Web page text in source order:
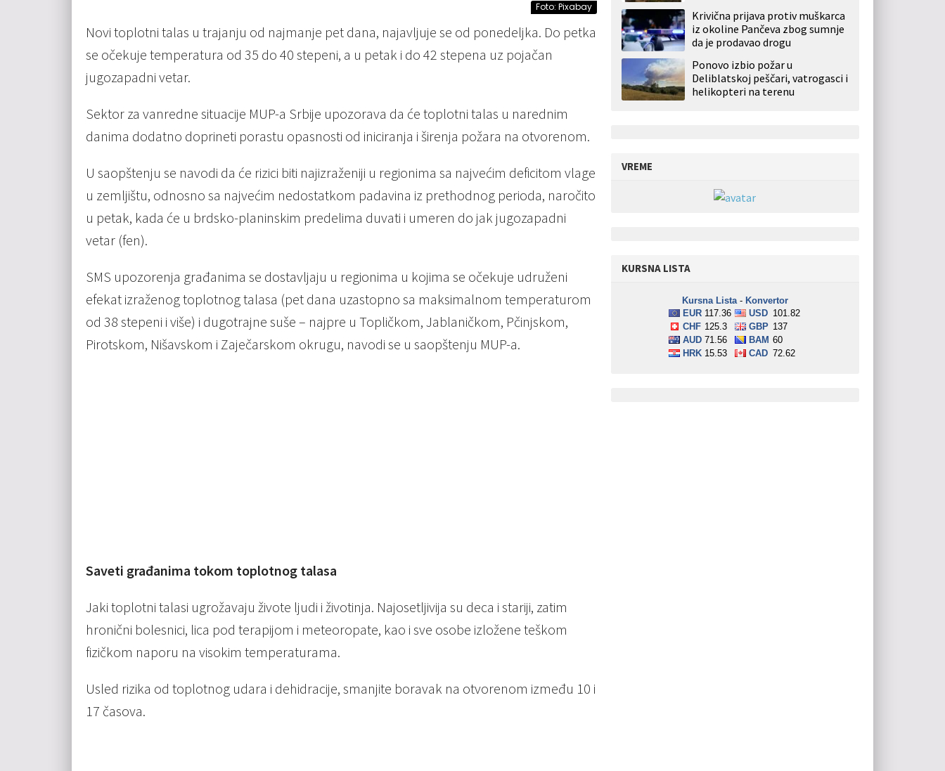
Foto: Pixabay
Novi toplotni talas u trajanju od najmanje pet dana, najavljuje se od ponedeljka. Do petka
se očekuje temperatura od 35 do 40 stepeni, a u petak i do 42 stepena uz pojačan
jugozapadni vetar.
Sektor za vanredne situacije MUP-a Srbije upozorava da će toplotni talas u narednim
danima dodatno doprineti porastu opasnosti od iniciranja i širenja požara na otvorenom.
U saopštenju se navodi da će rizici biti najizraženiji u regionima sa najvećim deficitom vlage
u zemljištu, odnosno sa najvećim nedostatkom padavina iz prethodnog perioda, naročito
u petak, kada će u brdsko-planinskim predelima duvati i umeren do jak jugozapadni
vetar (fen).
SMS upozorenja građanima se dostavljaju u regionima u kojima se očekuje udruženi
efekat izraženog toplotnog talasa (pet dana uzastopno sa maksimalnom temperaturom
od 38 stepeni i više) i dugotrajne suše – najpre u Topličkom, Jablaničkom, Pčinjskom,
Pirotskom, Nišavskom i Zaječarskom okrugu, navodi se u saopštenju MUP-a.
Saveti građanima tokom toplotnog talasa
Jaki toplotni talasi ugrožavaju živote ljudi i životinja. Najosetljivija su deca i stariji, zatim
hronični bolesnici, lica pod terapijom i meteoropate, kao i sve osobe izložene teškom
fizičkom naporu na visokim temperaturama.
Usled rizika od toplotnog udara i dehidracije, smanjite boravak na otvorenom između 10 i
17 časova.
Krivična prijava protiv muškarca
iz okoline Pančeva zbog sumnje
da je prodavao drogu
Ponovo izbio požar u
Deliblatskoj peščari, vatrogasci i
helikopteri na terenu
VREME
KURSNA LISTA